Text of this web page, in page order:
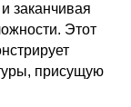
заканчивая
Этот
присущую